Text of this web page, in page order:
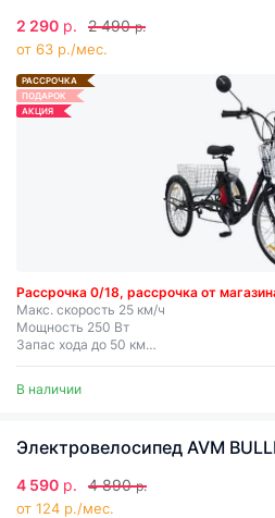
2 290 р. 2 490 р.
от 63 р./мес.
РАССРОЧКА
ПОДАРОК
АКЦИЯ
Рассрочка 0/18, рассрочка от
Макс. скорость 25 км/ч
Мощность 250 Вт
Запас хода до 50 км
Съемная батарея
В наличии
Электровелосипед AVM
4 590 р. 4 890 р.
от 124 р./мес.